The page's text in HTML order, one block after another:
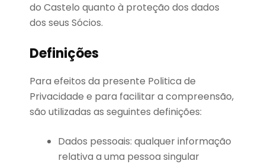
do Castelo quanto à proteção dos dados
dos seus Sócios.
Definições
Para efeitos da presente Politica de
Privacidade e para facilitar a compreensão,
são utilizadas as seguintes definições:
Dados pessoais: qualquer informação
relativa a uma pessoa singular